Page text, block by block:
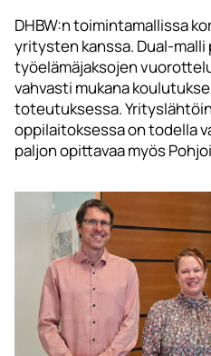
DHBW:n toimintamallissa
yritysten kanssa. Dual-
työelämäjaksojen
vahvasti mukana
toteutuksessa.
oppilaitoksessa on todella
paljon opittavaa myös